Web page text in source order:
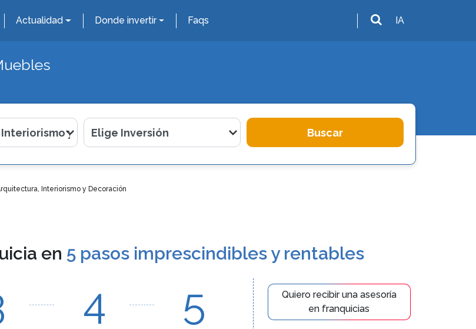
Actualidad Donde invertir Faqs IA
Buscar
Interiorismo y Decoración
en 5 pasos imprescindibles y rentables
4 5
Quiero recibir una asesoría
en franquicias